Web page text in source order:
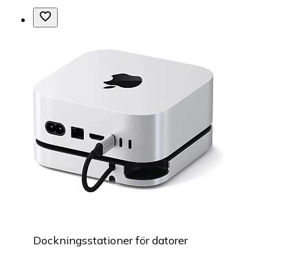
Dockningsstationer för datorer